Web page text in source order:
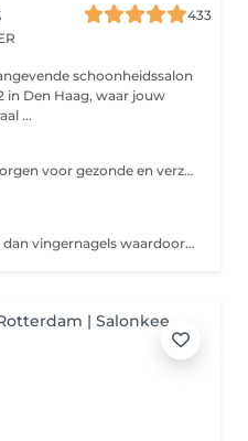
433
schoonheidssalon
in Den Haag, waar jouw
...
Onze pedicure behandelingen zorgen voor gezonde en verzorgde voeten. Ideaal voor wie extra zorg aan zijn voeten wil besteden.
Teennagels groeien minder snel dan vingernagels waardoor de Gelpolish 4 tot 6 weken mooi blijft zitten met een prachtige glans. Gebruik één van de trendy kleuren en u kan zeker gezien worden met open schoenen.